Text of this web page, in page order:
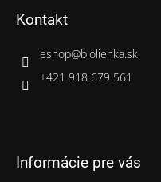
Kontakt
eshop@biolienka.sk
+421 918 679 561
Informácie pre vás